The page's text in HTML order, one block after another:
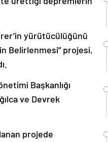
yürütücülüğünü
Belirlenmesi” projesi,
Başkanlığı
ve Devrek
projede